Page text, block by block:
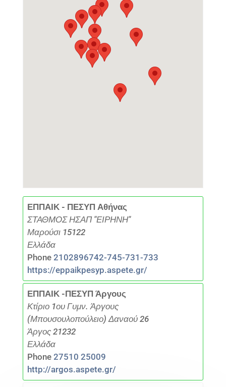
ΕΠΠΑΙΚ - ΠΕΣΥΠ Αθήνας
ΣΤΑΘΜΟΣ ΗΣΑΠ "ΕΙΡΗΝΗ"
Μαρούσι 15122
Ελλάδα
Phone 2102896742-745-731-733
https://eppaikpesyp.aspete.gr/
ΕΠΠΑΙΚ -ΠΕΣΥΠ Άργους
Κτίριο 1ου Γυμν. Άργους
(Μπουσουλοπούλειο) Δαναού 26
Άργος 21232
Ελλάδα
Phone 27510 25009
http://argos.aspete.gr/